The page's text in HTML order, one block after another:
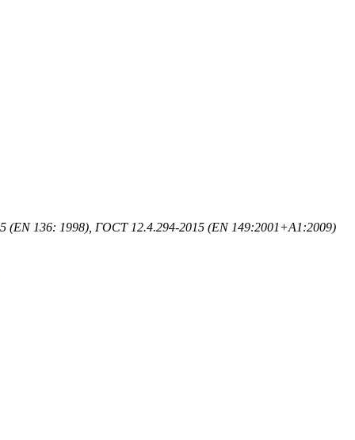
(EN 136: 1998), ГОСТ 12.4.294-2015 (EN 149:2001+А1:2009)